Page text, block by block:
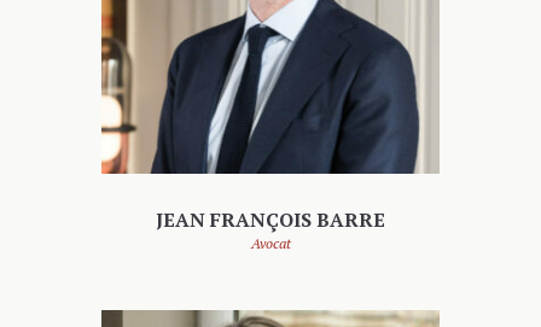
JEAN FRANÇOIS BARRE
Avocat